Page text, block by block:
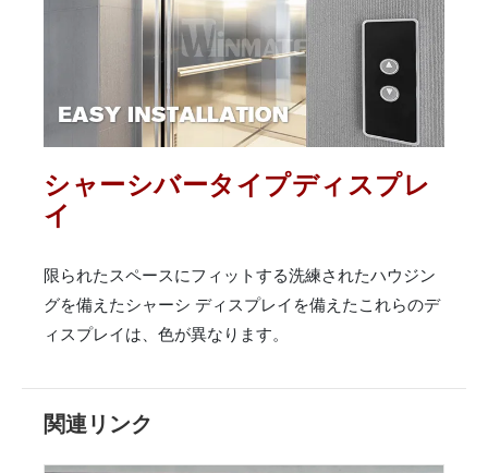
シャーシバータイプディスプレ
イ
限られたスペースにフィットする洗練されたハウジン
グを備えたシャーシ ディスプレイを備えたこれらのデ
ィスプレイは、色が異なります。
関連リンク